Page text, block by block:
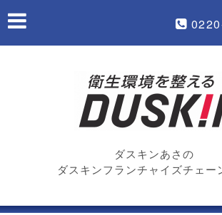
ダスキンあさの
ダスキンフランチャイズチェー